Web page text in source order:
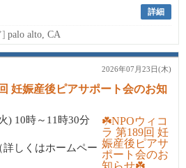
詳細
] palo alto, CA
2026年07月23日(木)
妊娠産後ピアサポート会のお知
) 10時～11時30分
しくはホームペー